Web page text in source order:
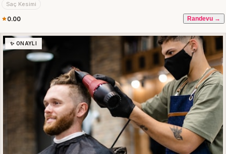
Saç Kesimi
0.00 Randevu →
✨ ONAYLI